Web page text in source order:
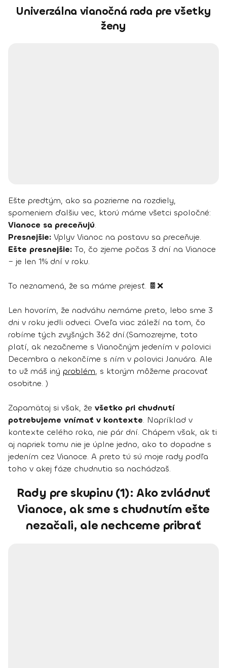
Univerzálna vianočná rada pre všetky
ženy
Ešte predtým, ako sa pozrieme na rozdiely,
spomeniem ďalšiu vec, ktorú máme všetci spoločné:
Vianoce sa preceňujú.
Presnejšie: Vplyv Vianoc na postavu sa preceňuje.
Ešte presnejšie: To, čo zjeme počas 3 dní na Vianoce
– je len 1% dní v roku.
To neznamená, že sa máme prejesť. 🍫❌
Len hovorím, že nadváhu nemáme preto, lebo sme 3
dni v roku jedli odveci. Oveľa viac záleží na tom, čo
robíme tých zvyšných 362 dní.(Samozrejme, toto
platí, ak nezačneme s Vianočným jedením v polovici
Decembra a nekončíme s ním v polovici Januára. Ale
to už máš iný problém, s ktorým môžeme pracovať
osobitne. )
Zapamätaj si však, že všetko pri chudnutí
potrebujeme vnímať v kontexte. Napríklad v
kontexte celého roka, nie pár dní. Chápem však, ak ti
aj napriek tomu nie je úplne jedno, ako to dopadne s
jedením cez Vianoce. A preto tú sú moje rady podľa
toho v akej fáze chudnutia sa nachádzaš.
Rady pre skupinu (1): Ako zvládnuť
Vianoce, ak sme s chudnutím ešte
nezačali, ale nechceme pribrať